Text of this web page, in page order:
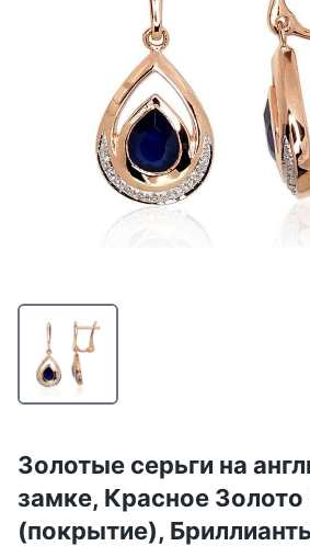
Золотые серьги на
замке, Красное Золото
(покрытие),